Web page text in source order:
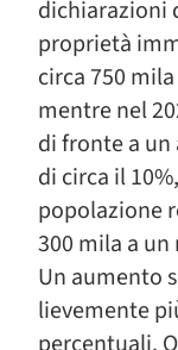
dichiarazioni
proprietà
circa 750
mentre nel
di fronte a
di circa il
popolazione
300 mila a
Un aumento
lievemente